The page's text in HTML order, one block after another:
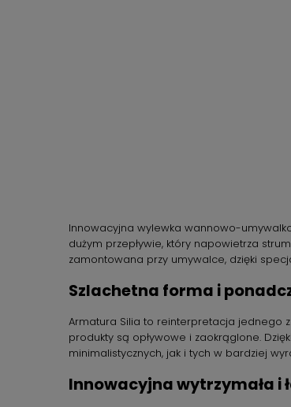
Innowacyjna wylewka wannowo-
dużym przepływie, który napowietrza
zamontowana przy umywalce, dzięki
Szlachetna forma i
Armatura Silia to reinterpretacja jednego z
produkty są opływowe i zaokrąglone.
minimalistycznych, jak i tych w bardziej
Innowacyjna wytrzymała i